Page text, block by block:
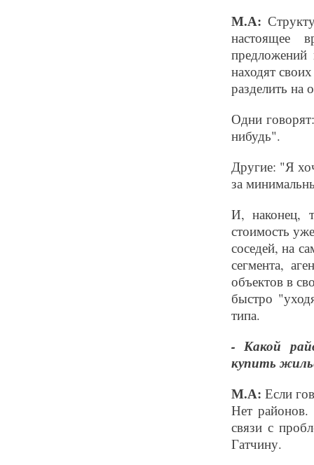
М.А:
настоящее
находят
разделить на
Одни
нибудь".
Другие: "Я
за
И, наконец,
стоимость
соседей, на
сегмента,
объектов в
быстро
типа.
- Какой
купить
М.А: Если
Нет
связи с
Гатчину.